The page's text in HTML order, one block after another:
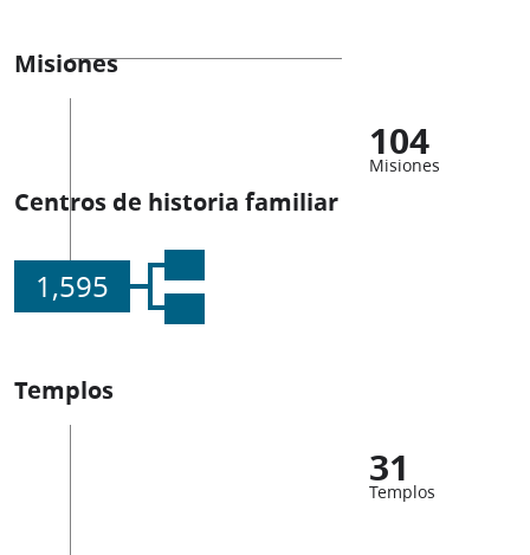
Misiones
104
Misiones
Centros de historia familiar
1,595
Templos
31
Templos